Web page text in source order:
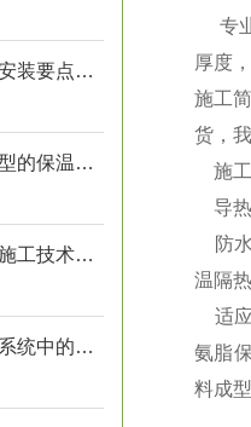
热力管道的铺设工艺与施工安装要点解析
喷涂缠绕保温管道：高效成型的保温输送核心装备
钢套钢保温管的焊接工艺及施工技术研究
塑套钢保温管道在城市供热系统中的应用
专
厚度
施工
货，
施工
导热
防水
温隔
适应
氨脂
料成